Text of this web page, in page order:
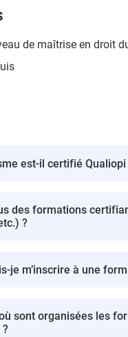
de maîtrise en droit
est-il certifié Qualiopi
des formations
?
je m’inscrire à une
sont organisées les